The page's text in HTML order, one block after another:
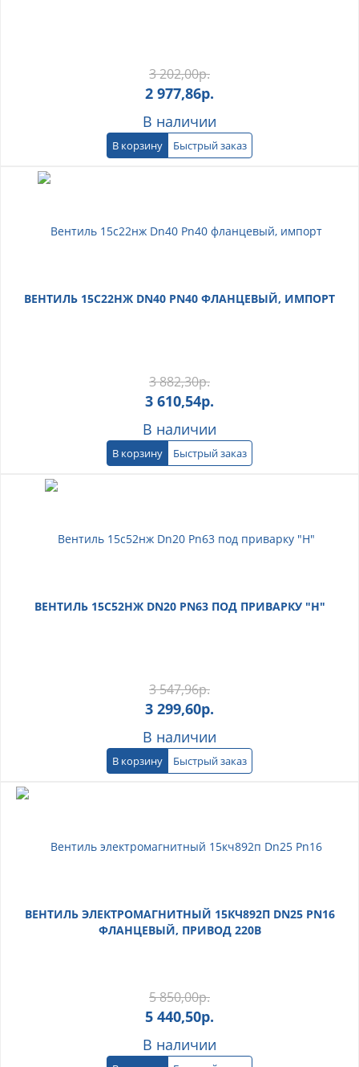
3 202,00р.
2 977,86р.
В наличии
В корзину Быстрый заказ
ВЕНТИЛЬ 15С22НЖ DN40 PN40 ФЛАНЦЕВЫЙ, ИМПОРТ
3 882,30р.
3 610,54р.
В наличии
В корзину Быстрый заказ
ВЕНТИЛЬ 15С52НЖ DN20 PN63 ПОД ПРИВАРКУ "Н"
3 547,96р.
3 299,60р.
В наличии
В корзину Быстрый заказ
ВЕНТИЛЬ ЭЛЕКТРОМАГНИТНЫЙ 15КЧ892П DN25 PN16
ФЛАНЦЕВЫЙ, ПРИВОД 220В
5 850,00р.
5 440,50р.
В наличии